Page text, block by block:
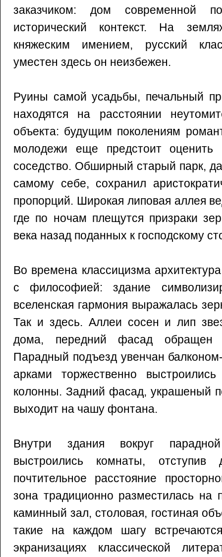
заказчиком: дом современной
исторический контекст. На
княжеским имением, русский
уместен здесь он неизбежен.
Руины самой усадьбы, печальный
находятся на расстоянии
объекта: будущим поколениям
молодежи еще предстоит оценить
соседство. Обширный старый парк,
самому себе, сохранил
пропорций. Широкая липовая аллея
где по ночам плещутся призраки
века назад поданных к господскому
Во времена классицизма
с философией: здание
вселенская гармония выражалась
Так и здесь. Аллеи сосен и лип
дома, передний фасад обращен
Парадный подъезд увенчан
арками торжественно
колонны. Задний фасад, украшеный
выходит на чашу фонтана.
Внутри здания вокруг
выстроились комнаты,
почтительное расстояние
зона традиционно разместилась на
каминный зал, столовая, гостиная
такие на каждом шагу
экранизациях классической